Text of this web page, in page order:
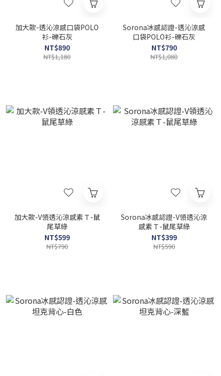
加大款-透沁涼感口袋POLO
衫-礫石灰
NT$890
NT$1,180
Sorona冰感認證-透沁涼感
口袋POLO衫-礫石灰
NT$790
NT$1,080
加大款-V領透沁涼感素Ｔ-鼠
尾草綠
NT$599
NT$790
Sorona冰感認證-V領透沁涼
感素Ｔ-鼠尾草綠
NT$399
NT$590